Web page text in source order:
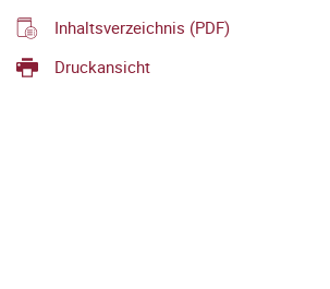
Inhaltsverzeichnis (PDF)
Druckansicht